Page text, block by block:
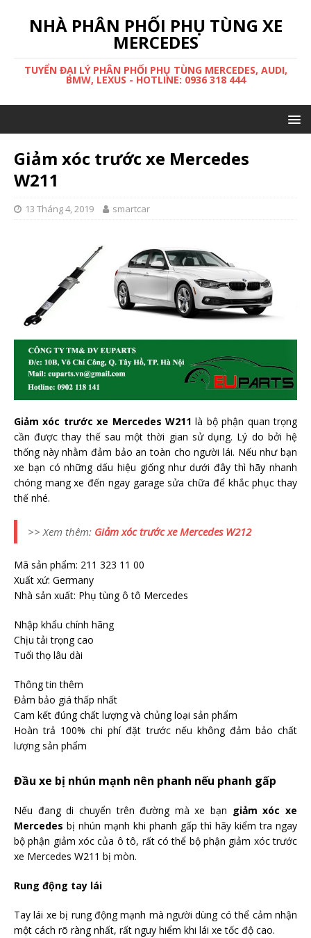
NHÀ PHÂN PHỐI PHỤ TÙNG XE
MERCEDES
TUYỂN ĐẠI LÝ PHÂN PHỐI PHỤ TÙNG MERCEDES, AUDI,
BMW, LEXUS - HOTLINE: 0936 318 444
Giảm xóc trước xe Mercedes
W211
13 Tháng 4, 2019 smartcar
Giảm xóc trước xe Mercedes W211 là bộ phận quan trọng
cần được thay thế sau một thời gian sử dụng. Lý do bởi hệ
thống này nhằm đảm bảo an toàn cho người lái. Nếu như bạn
xe bạn có những dấu hiệu giống như dưới đây thì hãy nhanh
chóng mang xe đến ngay garage sửa chữa để khắc phục thay
thế nhé.
>> Xem thêm: Giảm xóc trước xe Mercedes W212
Mã sản phẩm: 211 323 11 00
Xuất xứ: Germany
Nhà sản xuất: Phụ tùng ô tô Mercedes
Nhập khẩu chính hãng
Chịu tải trọng cao
Tuổi thọ lâu dài
Thông tin thêm
Đảm bảo giá thấp nhất
Cam kết đúng chất lượng và chủng loại sản phẩm
Hoàn trả 100% chi phí đặt trước nếu không đảm bảo chất
lượng sản phẩm
Đầu xe bị nhún mạnh nên phanh nếu phanh gấp
Nếu đang di chuyển trên đường mà xe bạn giảm xóc xe
Mercedes bị nhún mạnh khi phanh gấp thì hãy kiểm tra ngay
bộ phận giảm xóc của ô tô, rất có thể bộ phận giảm xóc trước
xe Mercedes W211 bị mòn.
Rung động tay lái
Tay lái xe bị rung động mạnh mà người dùng có thể cảm nhận
một cách rõ ràng nhất, rất nguy hiểm khi lái xe tốc độ cao.